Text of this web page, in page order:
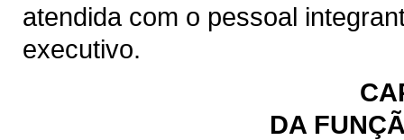
atendida com o pessoal
executivo.
DA